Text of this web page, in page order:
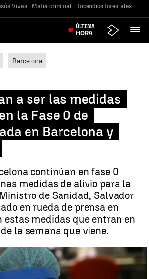
Vivas Mafia criminal Incendios forestales
ÚLTIMA
HORA
Barcelona
a ser las medidas
la Fase 0 de
en Barcelona y
continúan en fase 0
medidas de alivio para la
de Sanidad, Salvador
en rueda de prensa en
estas medidas que entran en
la semana que viene.
medidas de alivio en la Fase 0 de desescalada
en Barcelona y Madrid? |Antena 3 Noticias